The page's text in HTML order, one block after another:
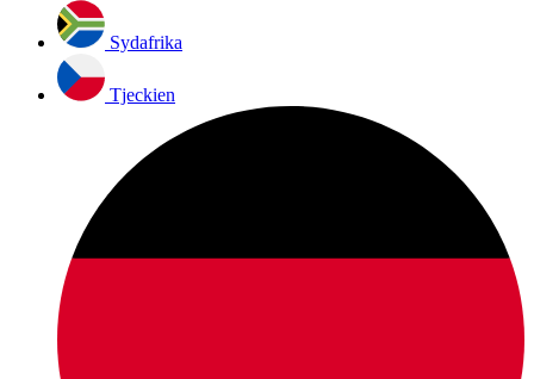
Sydafrika
Tjeckien